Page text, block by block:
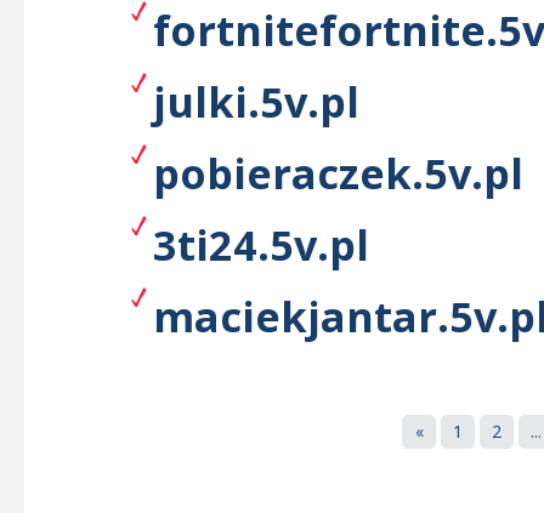
julki.5v.pl
pobieraczek.5v.pl
3ti24.5v.pl
« 1 2 ...